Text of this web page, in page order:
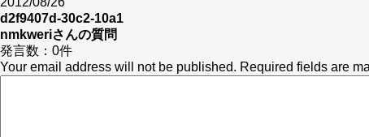
d2f9407d-30c2-10a1
nmkweriさんの質問
発言数： 0件
Your email address will not be published. Required fields are